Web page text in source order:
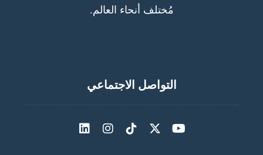
مُختلف أنحاء العالم.
التواصل الاجتماعي